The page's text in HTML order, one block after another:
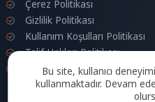
Çerez Politikası
Gizlilik Politikası
Kullanım Koşulları Politikası
Telif Hakları Politikası
İletişim
Bu site, kullanıcı
kullanmaktadır. Devam